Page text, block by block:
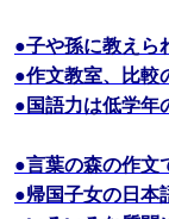
●子や孫に教えら
●作文教室、比較
●国語力は低学年
●言葉の森の作文
●帰国子女の日本